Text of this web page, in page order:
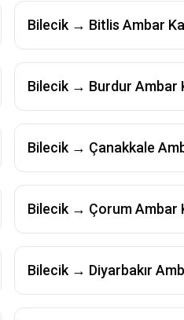
Bilecik → Bitlis Ambar
Bilecik → Burdur Ambar
Bilecik → Çanakkale
Bilecik → ÇorumAmbar
Bilecik → Diyarbakır